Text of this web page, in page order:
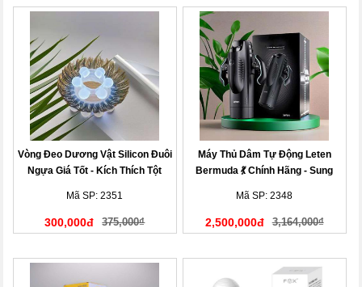
Vòng Đeo Dương Vật Silicon Đuôi
Ngựa Giá Tốt - Kích Thích Tột
Mã SP: 2351
300,000đ 375,000₫
Máy Thủ Dâm Tự Động Leten
Bermuda 💃 Chính Hãng - Sung
Mã SP: 2348
2,500,000đ 3,164,000₫